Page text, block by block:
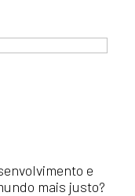
e
mais justo?